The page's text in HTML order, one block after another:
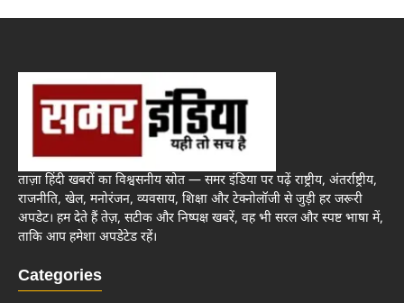
ताज़ा हिंदी खबरों का विश्वसनीय स्रोत — समर इंडिया पर पढ़ें राष्ट्रीय, अंतर्राष्ट्रीय,
राजनीति, खेल, मनोरंजन, व्यवसाय, शिक्षा और टेक्नोलॉजी से जुड़ी हर जरूरी
अपडेट। हम देते हैं तेज़, सटीक और निष्पक्ष खबरें, वह भी सरल और स्पष्ट भाषा में,
ताकि आप हमेशा अपडेटेड रहें।
Categories